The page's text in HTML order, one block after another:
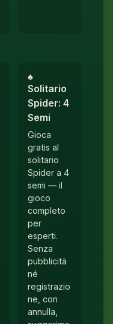
♠︎
Solitario
Spider: 4
Semi
Gioca
gratis al
solitario
Spider a 4
semi — il
gioco
completo
per
esperti.
Senza
pubblicità
né
registrazio
ne, con
annulla,